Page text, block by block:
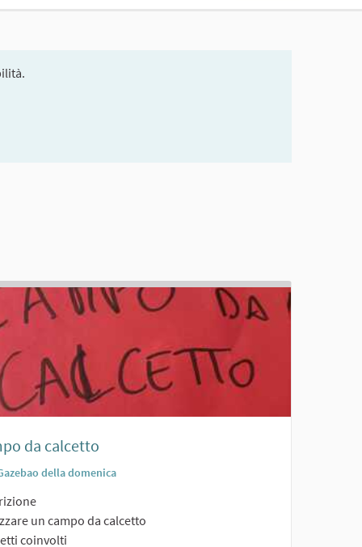
da calcetto
della domenica
un campo da calcetto
coinvolti